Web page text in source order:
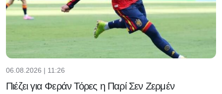
06.08.2026 | 11:26
Πιέζει για Φεράν Τόρες η Παρί Σεν Ζερμέν